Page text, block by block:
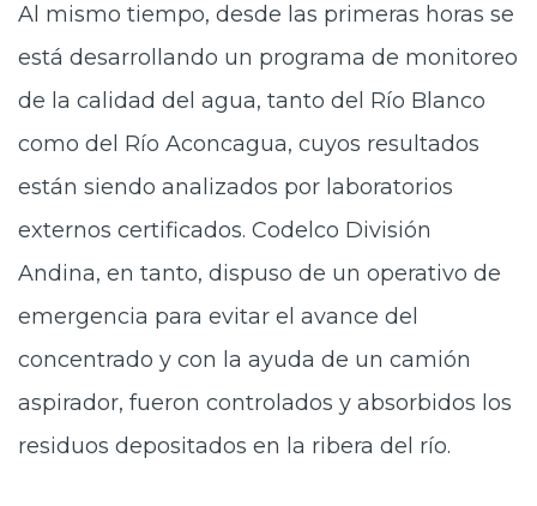
Al mismo tiempo, desde las primeras horas se
está desarrollando un programa de monitoreo
de la calidad del agua, tanto del Río Blanco
como del Río Aconcagua, cuyos resultados
están siendo analizados por laboratorios
externos certificados. Codelco División
Andina, en tanto, dispuso de un operativo de
emergencia para evitar el avance del
concentrado y con la ayuda de un camión
aspirador, fueron controlados y absorbidos los
residuos depositados en la ribera del río.